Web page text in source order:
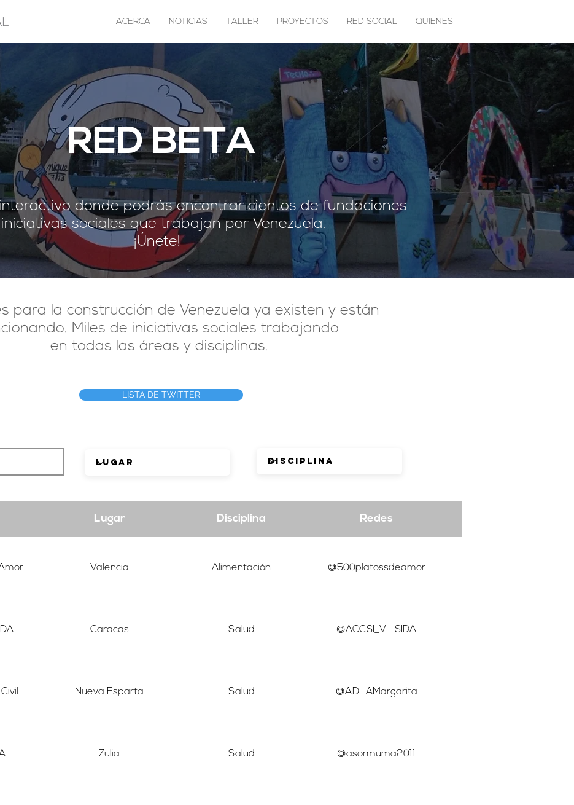
ACERCA NOTICIAS TALLER PROYECTOS RED SOCIAL QUIENES
RED BETA
donde podrás encontrar cientos de fundaciones
sociales que trabajan por Venezuela.
¡Únete!
para la construcción de Venezuela ya existen y están
Miles de iniciativas sociales trabajando
en todas las áreas y disciplinas.
LISTA DE TWITTER
Lugar Disciplina Redes
Valencia Alimentación @500platossdeamor
Caracas Salud @ACCSI_VIHSIDA
Nueva Esparta Salud @ADHAMargarita
Zulia Salud @asormuma2011